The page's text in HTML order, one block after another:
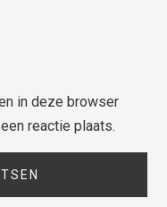
in deze browser
reactie plaats.